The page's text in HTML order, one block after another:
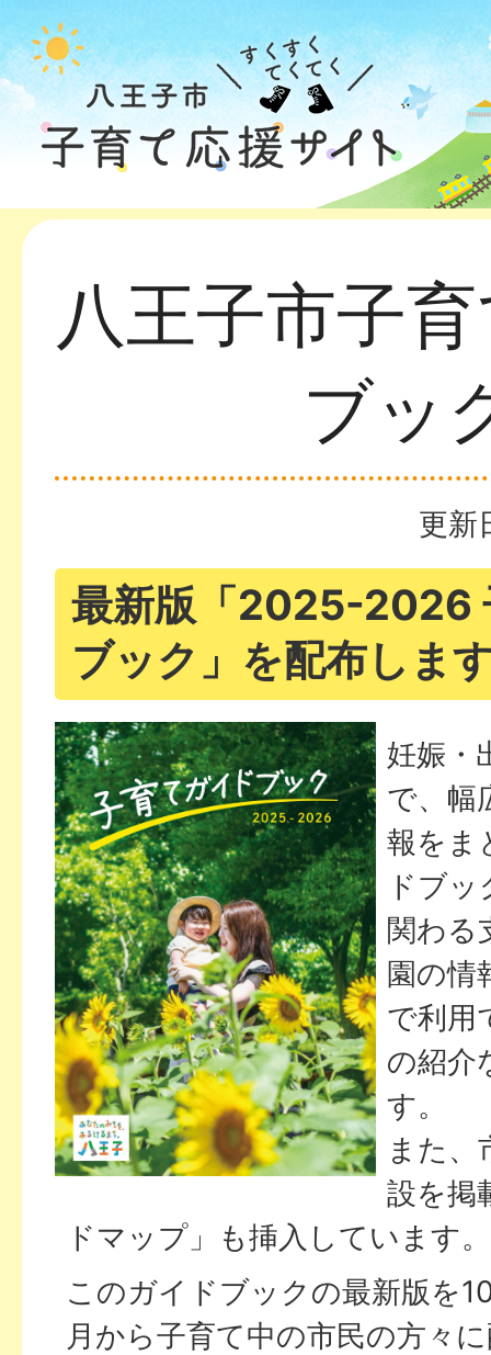
八王子市子
ブッ
更新
最新版「2025-2026
ブック」を配布しま
妊娠・
で、幅
報をま
ドブ
関わる
園の情
で利用
の紹介
す。
また、
設を掲
ドマップ」も挿入しています。
このガイドブックの最新版を
月から子育て中の市民の方々